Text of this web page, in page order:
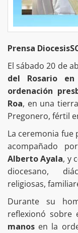
Prensa
El sábado 20 de
del Rosario en
ordenación
Roa, en una
Pregonero, fértil
La ceremonia fue
acompañado
Alberto Ayala, y
diocesano,
religiosas,
Durante su
reflexionó sobre
manos en la